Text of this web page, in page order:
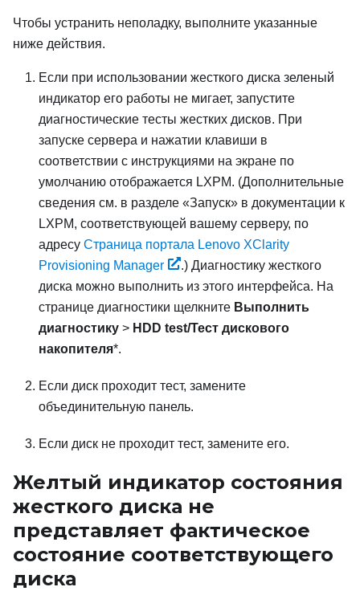
Чтобы устранить неполадку, выполните указанные
ниже действия.
Если при использовании жесткого диска зеленый
индикатор его работы не мигает, запустите
диагностические тесты жестких дисков. При
запуске сервера и нажатии клавиши в
соответствии с инструкциями на экране по
умолчанию отображается LXPM. (Дополнительные
сведения см. в разделе «Запуск» в документации к
LXPM, соответствующей вашему серверу, по
адресу Страница портала Lenovo XClarity
Provisioning Manager
.)Диагностику жесткого
диска можно выполнить из этого интерфейса. На
странице диагностики щелкните Выполнить
диагностику > HDD test/Тест дискового
накопителя*.
Если диск проходит тест, замените
объединительную панель.
Если диск не проходит тест, замените его.
Желтый индикатор состояния
жесткого диска не
представляет фактическое
состояние соответствующего
диска